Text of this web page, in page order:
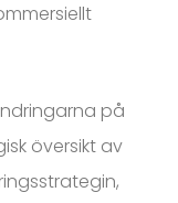
på
översikt av